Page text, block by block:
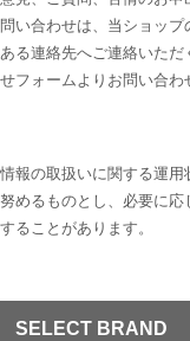
い合わせは、当ショップ
る連絡先へご連絡いただ
フォームよりお問い合わ
報の取扱いに関する運用
めるものとし、必要に
ることがあります。
SELECT BRAND